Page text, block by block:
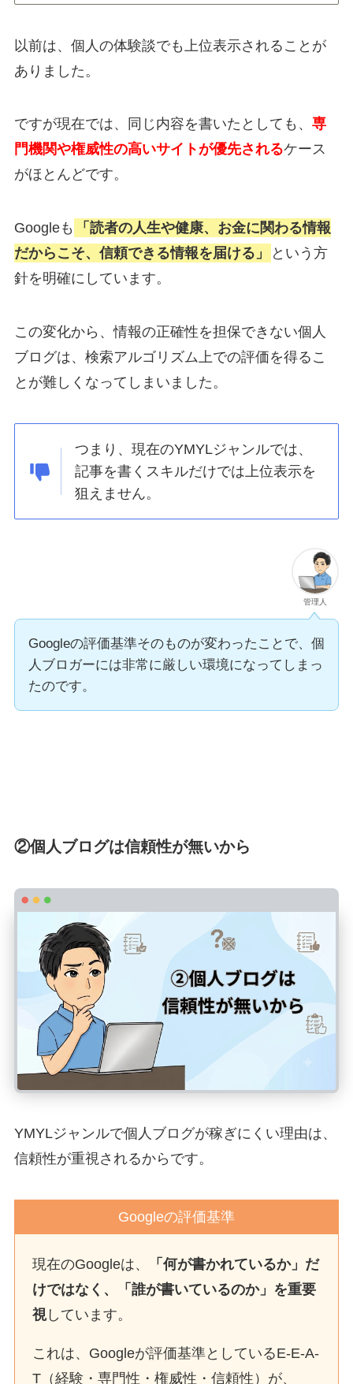
以前は、個人の体験談でも上位表示されることが
ありました。
ですが現在では、同じ内容を書いたとしても、 専
門機関や権威性の高いサイトが優先されるケース
がほとんどです。
Googleも
「読者の人生や健康、お金に関わる情報
だからこそ、信頼できる情報を届ける」
という方
針を明確にしています。
この変化から、情報の正確性を担保できない個人
ブログは、検索アルゴリズム上での評価を得るこ
とが難しくなってしまいました。
つまり、現在のYMYLジャンルでは、
記事を書くスキルだけでは上位表示を
狙えません。
管理人
Googleの評価基準そのものが変わったことで、個
人ブロガーには非常に厳しい環境になってしまっ
たのです。
②個人ブログは信頼性が無いから
YMYLジャンルで個人ブログが稼ぎにくい理由は、
信頼性が重視されるからです。
Googleの評価基準
現在のGoogleは、
「何が書かれているか」だ
けではなく、「誰が書いているのか」を重要
視しています。
これは、Googleが評価基準としているE-E-A-
T（経験・専門性・権威性・信頼性）が、